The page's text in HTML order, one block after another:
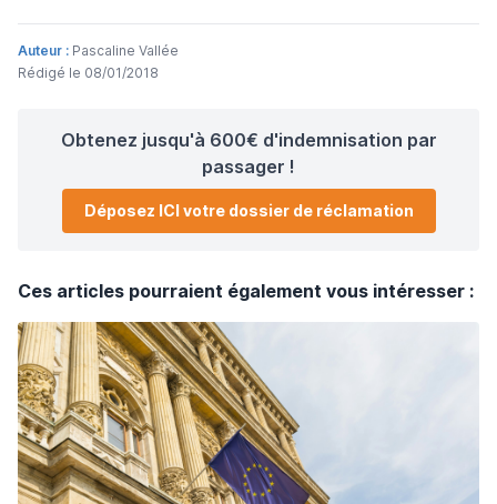
Auteur : Pascaline Vallée
Rédigé le 08/01/2018
Obtenez jusqu'à 600€ d'indemnisation par
passager !
Déposez ICI votre dossier de réclamation
Ces articles pourraient également vous intéresser :